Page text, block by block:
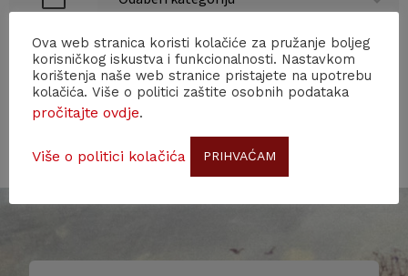
Ova web stranica koristi kolačiće za pružanje boljeg
korisničkog iskustva i funkcionalnosti. Nastavkom
korištenja naše web stranice pristajete na upotrebu
kolačića. Više o politici zaštite osobnih podataka
pročitajte ovdje.
Više o politici kolačića PRIHVAĆAM